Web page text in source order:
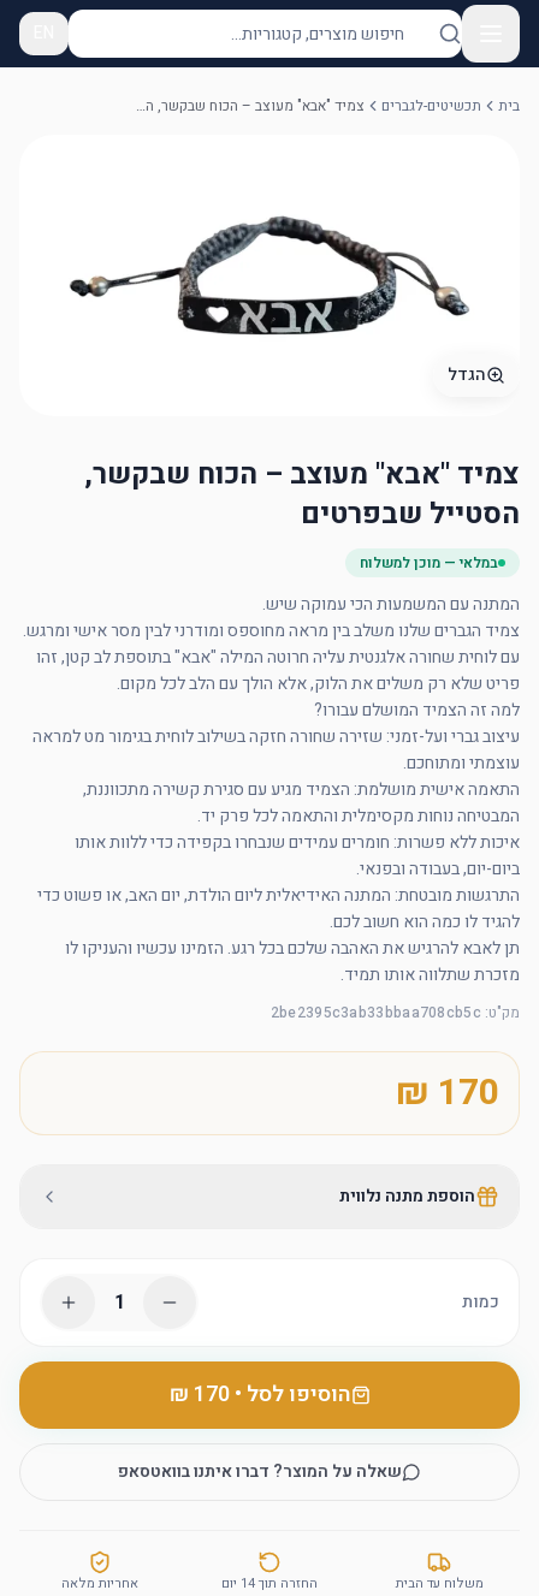
בית תכשיטים-לגברים צמיד "אבא" מעוצב – הכוח שבקשר, הסטייל שבפרטים
הגדל
צמיד "אבא" מעוצב – הכוח שבקשר,
הסטייל שבפרטים
במלאי — מוכן למשלוח
מזכרת שתלווה אותו תמיד.
מק"ט:
2be2395c3ab33bbaa708cb5c
הוספת מתנה נלווית
כמות 1
הוסיפו לסל •
‏170 ₪
שאלה על המוצר? דברו איתנו בוואטסאפ
משלוח עד הבית החזרה תוך 14 יום אחריות מלאה